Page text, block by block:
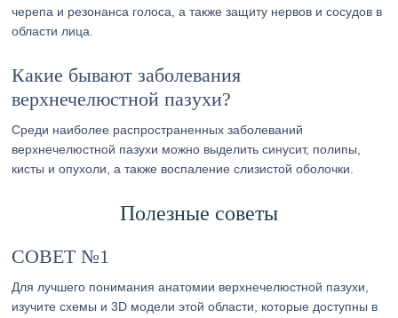
черепа и резонанса голоса, а также защиту нервов и сосудов в
области лица.
Какие бывают заболевания
верхнечелюстной пазухи?
Среди наиболее распространенных заболеваний
верхнечелюстной пазухи можно выделить синусит, полипы,
кисты и опухоли, а также воспаление слизистой оболочки.
Полезные советы
СОВЕТ №1
Для лучшего понимания анатомии верхнечелюстной пазухи,
изучите схемы и 3D модели этой области, которые доступны в